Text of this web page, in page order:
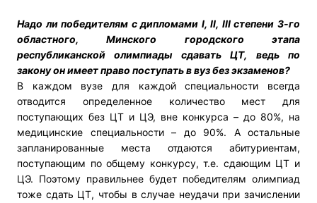
Надо ли победителям с дипломами I, II, III степени 3-го
областного, Минского городского этапа
республиканской олимпиады сдавать ЦТ, ведь по
закону он имеет право поступать в вуз без экзаменов?
В каждом вузе для каждой специальности всегда
отводится определенное количество мест для
поступающих без ЦТ и ЦЭ, вне конкурса – до 80%, на
медицинские специальности – до 90%. А остальные
запланированные места отдаются абитуриентам,
поступающим по общему конкурсу, т.е. сдающим ЦТ и
ЦЭ. Поэтому правильнее будет победителям олимпиад
тоже сдать ЦТ, чтобы в случае неудачи при зачислении